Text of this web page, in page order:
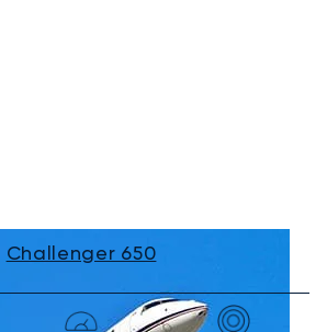
Challenger 650